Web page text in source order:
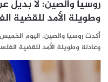
روسيا والصين: لا بديل
وطويلة الأمد للقضية
أكدت روسيا والصين، اليوم
وعادلة وطويلة الأمد للقضية